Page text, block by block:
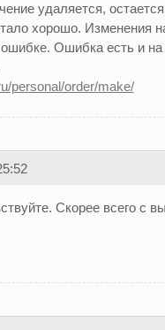
удаляется,
хорошо. Изменения
Ошибка есть и
personal/order/make/
Скорее всего с